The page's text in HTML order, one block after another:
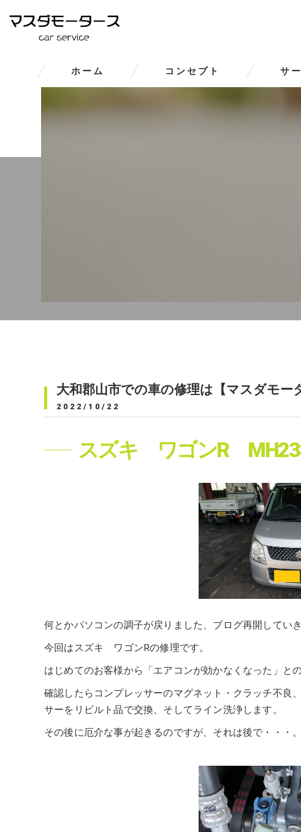
ホーム コンセプト サ
大和郡山市での車の修理は【マスダモー
2022/10/22
スズキ ワゴンR
何とかパソコンの調子が戻りました、ブログ再開してい
今回はスズキ ワゴンRの修理です。
はじめてのお客様から「エアコンが効かなくなった」との
確認したらコンプレッサーのマグネット・クラッチ不良
サーをリビルト品で交換、そしてライン洗浄します。
その後に厄介な事が起きるのですが、それは後で・・・。